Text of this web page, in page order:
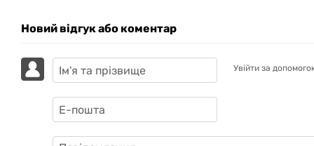
Новий відгук або коментар
Увійти за